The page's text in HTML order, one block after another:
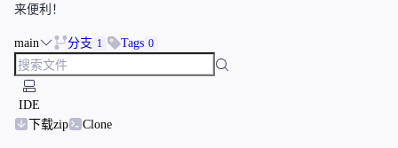
来便利！
main 分支 1 Tags 0
IDE
下载zip
Clone